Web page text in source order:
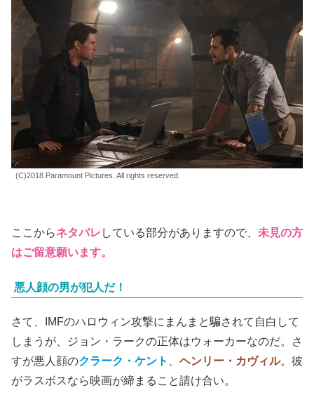
(C)2018 Paramount Pictures. All rights reserved.
ここからネタバレ している部分がありますので、 未見の方
はご留意願います。
悪人顔の男が犯人だ！
さて、IMFのハロウィン攻撃にまんまと騙されて自白して
しまうが、ジョン・ラークの正体はウォーカーなのだ。さ
すが悪人顔のクラーク・ケント ヘンリー・カヴィル。彼
がラスボスなら映画が締まること請け合い。